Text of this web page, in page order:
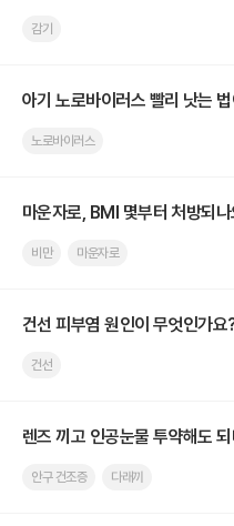
감기
아기 노로바이러스 빨리 낫는
노로바이러스
마운자로, BMI 몇부터 처방되
비만 마운자로
건선 피부염 원인이 무엇인가요
건선
렌즈 끼고 인공눈물 투약해도
안구 건조증 다래끼